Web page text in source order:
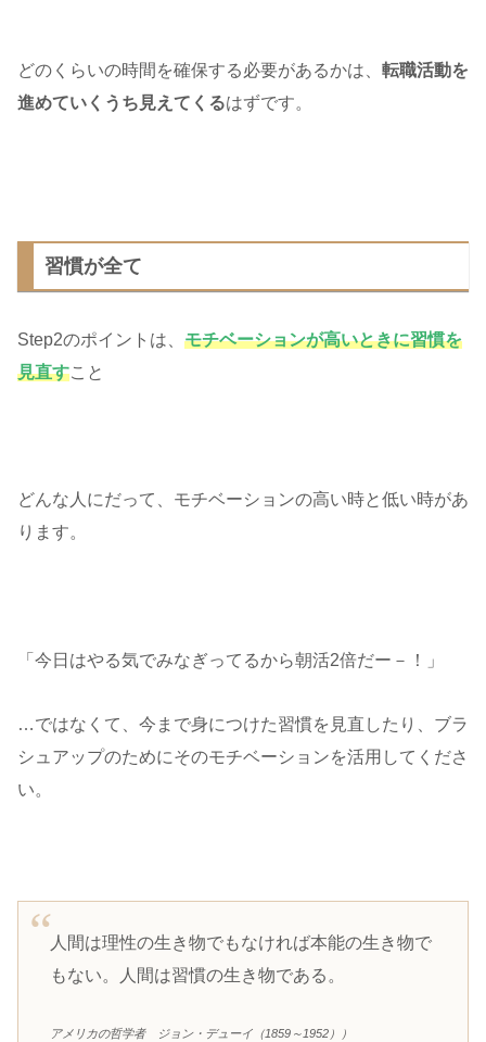
どのくらいの時間を確保する必要があるかは、 転職活動を
進めていくうち見えてくるはずです。
習慣が全て
Step2のポイントは、 モチベーションが高いときに習慣を
見直すこと
どんな人にだって、モチベーションの高い時と低い時があ
ります。
「今日はやる気でみなぎってるから朝活2倍だー－！」
…ではなくて、今まで身につけた習慣を見直したり、ブラ
シュアップのためにそのモチベーションを活用してくださ
い。
人間は理性の生き物でもなければ本能の生き物で
もない。人間は習慣の生き物である。
アメリカの哲学者 ジョン・デューイ（1859～1952））